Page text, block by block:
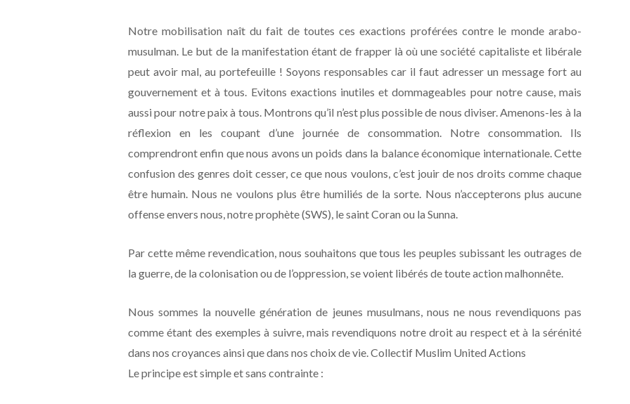
Notre mobilisation naît du fait de toutes ces exactions proférées contre le monde arabo-
musulman. Le but de la manifestation étant de frapper là où une société capitaliste et libérale
peut avoir mal, au portefeuille ! Soyons responsables car il faut adresser un message fort au
gouvernement et à tous. Evitons exactions inutiles et dommageables pour notre cause, mais
aussi pour notre paix à tous. Montrons qu’il n’est plus possible de nous diviser. Amenons-les à la
réflexion en les coupant d’une journée de consommation. Notre consommation. Ils
comprendront enfin que nous avons un poids dans la balance économique internationale. Cette
confusion des genres doit cesser, ce que nous voulons, c’est jouir de nos droits comme chaque
être humain. Nous ne voulons plus être humiliés de la sorte. Nous n’accepterons plus aucune
offense envers nous, notre prophète (SWS), le saint Coran ou la Sunna.
Par cette même revendication, nous souhaitons que tous les peuples subissant les outrages de
la guerre, de la colonisation ou de l’oppression, se voient libérés de toute action malhonnête.
Nous sommes la nouvelle génération de jeunes musulmans, nous ne nous revendiquons pas
comme étant des exemples à suivre, mais revendiquons notre droit au respect et à la sérénité
dans nos croyances ainsi que dans nos choix de vie. Collectif Muslim United Actions
Le principe est simple et sans contrainte :